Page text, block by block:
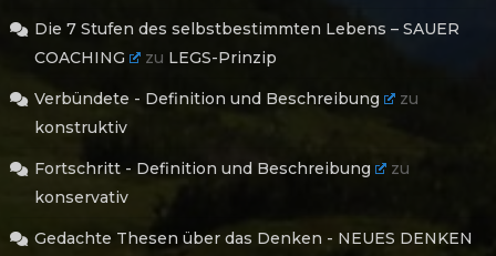
Die 7 Stufen des selbstbestimmten Lebens – SAUER
COACHING
zu LEGS-Prinzip
Verbündete - Definition und Beschreibung
zu
konstruktiv
Fortschritt - Definition und Beschreibung
zu
konservativ
Gedachte Thesen über das Denken - NEUES DENKEN